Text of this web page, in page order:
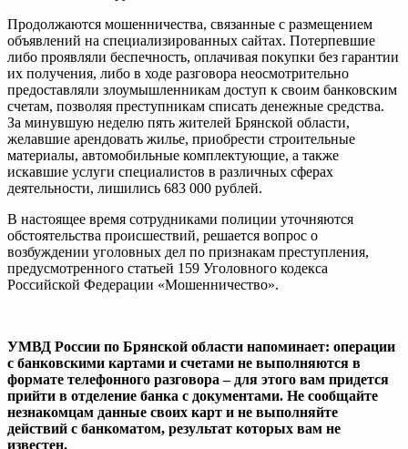
Продолжаются мошенничества, связанные с размещением
объявлений на специализированных сайтах. Потерпевшие
либо проявляли беспечность, оплачивая покупки без гарантии
их получения, либо в ходе разговора неосмотрительно
предоставляли злоумышленникам доступ к своим банковским
счетам, позволяя преступникам списать денежные средства.
За минувшую неделю пять жителей Брянской области,
желавшие арендовать жилье, приобрести строительные
материалы, автомобильные комплектующие, а также
искавшие услуги специалистов в различных сферах
деятельности, лишились 683 000 рублей.
В настоящее время сотрудниками полиции уточняются
обстоятельства происшествий, решается вопрос о
возбуждении уголовных дел по признакам преступления,
предусмотренного статьей 159 Уголовного кодекса
Российской Федерации «Мошенничество».
УМВД России по Брянской области напоминает: операции
с банковскими картами и счетами не выполняются в
формате телефонного разговора – для этого вам придется
прийти в отделение банка с документами. Не сообщайте
незнакомцам данные своих карт и не выполняйте
действий с банкоматом, результат которых вам не
известен.